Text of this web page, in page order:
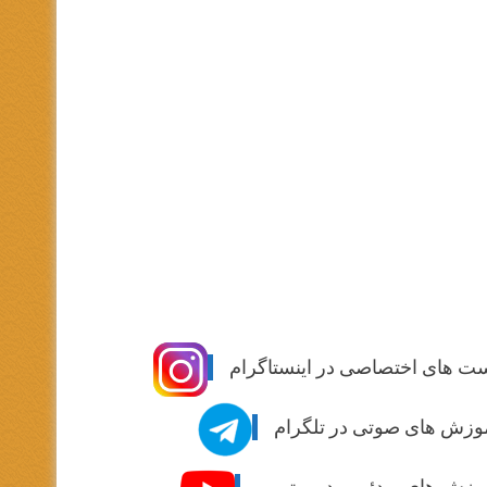
های اختصاصی در اینستاگرام
های صوتی در تلگرام